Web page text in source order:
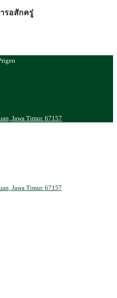
รอสักครู่
Jawa Timur. 67157
Jawa Timur. 67157